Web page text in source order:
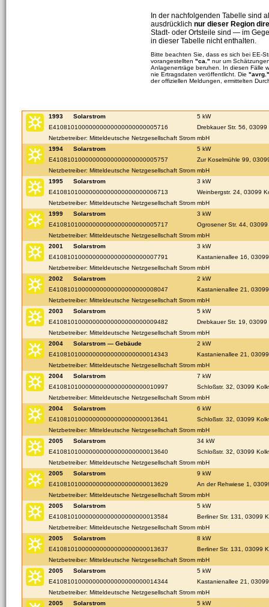
In der nachfolgenden Tabelle sind
ausdrücklich nur dieser Region
Stadt- oder Ortsteile sind — im
in dieser Tabelle nicht enthalten.
Bitte beachten Sie, dass es sich bei EE-
vorangestellten "ca." nur um
Anlagenerträge beruhen. In diesen Fälle
nie Ertragsdaten veröffentlicht. Die "avrg."
der offiziellen Meldungen, ermittelten
1993 Solarstrom
5 kW
E41081010000000000000000000005716
Drebkauer Str. 56,
Netzbetreiber: Mitteldeutsche Netzgesellschaft Strom mbH
1994
Solarstrom
5 kW
E41081010000000000000000000005757
Zur Koselmühle 99,
Netzbetreiber: Mitteldeutsche Netzgesellschaft Strom mbH
1995
Solarstrom
3 kW
E41081010000000000000000000006713
Weinbergstr. 24, 03099
Netzbetreiber: Mitteldeutsche Netzgesellschaft Strom mbH
1999
Solarstrom
3 kW
E41081010000000000000000000005717
Ogrosener Str. 44,
Netzbetreiber: Mitteldeutsche Netzgesellschaft Strom mbH
2001
Solarstrom
3 kW
E41081010000000000000000000007791
Kastanienallee 16,
Netzbetreiber: Mitteldeutsche Netzgesellschaft Strom mbH
2002
Solarstrom
2 kW
E41081010000000000000000000008047
Kastanienallee 21,
Netzbetreiber: Mitteldeutsche Netzgesellschaft Strom mbH
2003
Solarstrom
5 kW
E41081010000000000000000000009482
Drebkauer Str. 19,
Netzbetreiber: Mitteldeutsche Netzgesellschaft Strom mbH
2004
Solarstrom — Gebäude
2 kW
E41081010000000000000000000014343
Kastanienallee 21,
Netzbetreiber: Mitteldeutsche Netzgesellschaft Strom mbH
2004
Solarstrom
7 kW
E41081010000000000000000000010997
Schloßstr. 32, 03099
Netzbetreiber: Mitteldeutsche Netzgesellschaft Strom mbH
2004
Solarstrom
6 kW
E41081010000000000000000000013641
Schloßstr. 32, 03099
Netzbetreiber: Mitteldeutsche Netzgesellschaft Strom mbH
2005
Solarstrom
34 kW
E41081010000000000000000000013640
Schloßstr. 32, 03099
Netzbetreiber: Mitteldeutsche Netzgesellschaft Strom mbH
2005
Solarstrom
9 kW
E41081010000000000000000000013629
An der Rehwiese 1,
Netzbetreiber: Mitteldeutsche Netzgesellschaft Strom mbH
2005
Solarstrom
5 kW
E41081010000000000000000000013584
Berliner Str. 131, 03099
Netzbetreiber: Mitteldeutsche Netzgesellschaft Strom mbH
2005
Solarstrom
8 kW
E41081010000000000000000000013637
Berliner Str. 131, 03099
Netzbetreiber: Mitteldeutsche Netzgesellschaft Strom mbH
2005
Solarstrom
5 kW
E41081010000000000000000000014344
Kastanienallee 21,
Netzbetreiber: Mitteldeutsche Netzgesellschaft Strom mbH
2005
Solarstrom
5 kW